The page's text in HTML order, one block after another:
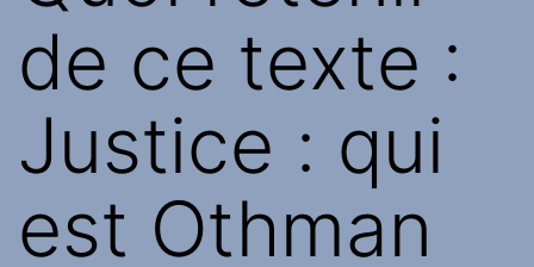
de ce texte :
Justice : qui
est Othman